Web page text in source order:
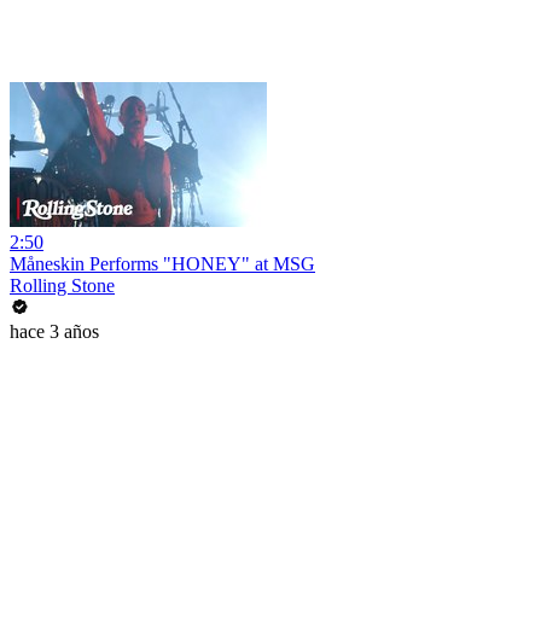
2:50
Måneskin Performs "HONEY" at MSG
Rolling Stone
hace 3 años